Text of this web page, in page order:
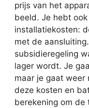
prijs van het
beeld. Je hebt
installatiekosten:
met de
subsidieregeling
lager wordt. Je
maar je gaat weer
deze kosten en
berekening om de